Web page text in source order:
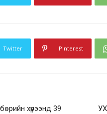
Twitter Pinterest
хүрээнд 39